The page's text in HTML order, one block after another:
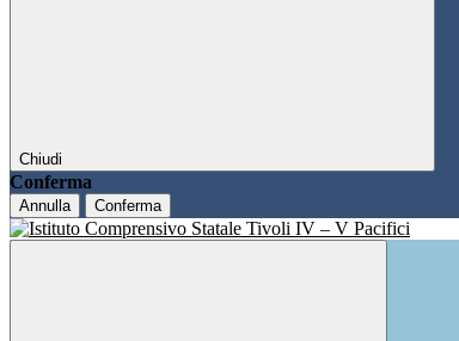
Chiudi
Conferma
Annulla Conferma